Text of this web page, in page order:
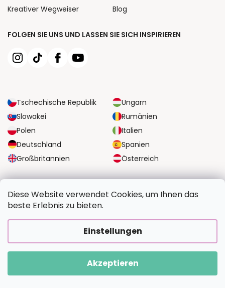
Diese Website verwendet Cookies, um Ihnen das
beste Erlebnis zu bieten.
Einstellungen
Akzeptieren
FOLGEN SIE UNS UND LASSEN SIE SICH INSPIRIEREN
Tschechische Republik
Ungarn
Slowakei
Rumänien
Polen
Italien
Deutschland
Spanien
Großbritannien
Österreich
Kreativer Wegweiser
Blog
SICHERE ZAHLUNGSOPTIONEN
Erstellt von Shoptet Premium|UpraviloFV STUDIO
BildvomFoto.de. Alle Rechte vorbehalten.